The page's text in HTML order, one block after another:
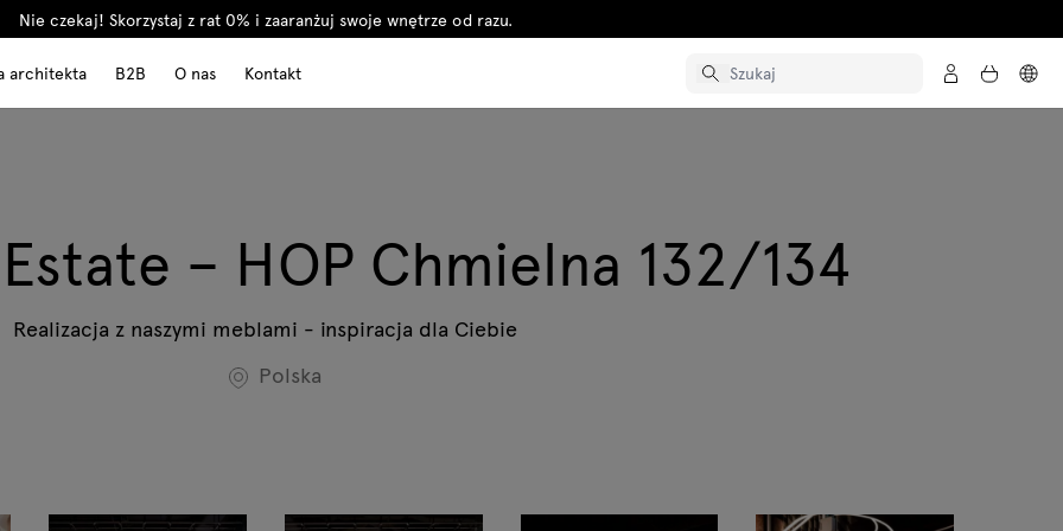
Nie czekaj! Skorzystaj z rat 0% i zaaranżuj swoje wnętrze od razu.
architekta B2B O nas Kontakt
– HOP Chmielna 132/134
Realizacja z naszymi meblami - inspiracja dla Ciebie
Polska